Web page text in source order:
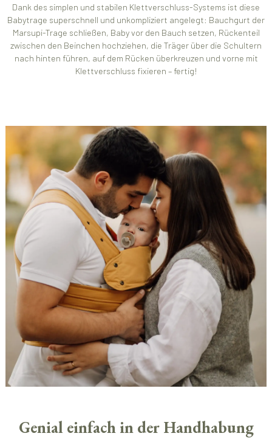
Dank des simplen und stabilen Klettverschluss-Systems ist diese
Babytrage superschnell und unkompliziert angelegt: Bauchgurt der
Marsupi-Trage schließen, Baby vor den Bauch setzen, Rückenteil
zwischen den Beinchen hochziehen, die Träger über die Schultern
nach hinten führen, auf dem Rücken überkreuzen und vorne mit
Klettverschluss fixieren – fertig!
Genial einfach in der Handhabung